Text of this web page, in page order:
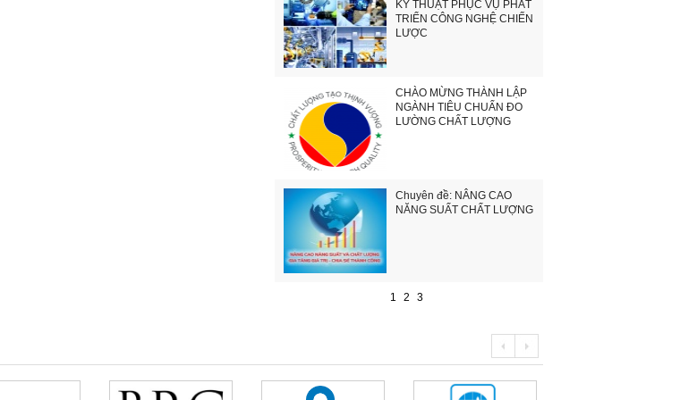
KỸ THUẬT PHỤC VỤ PHÁT
TRIỂN CÔNG NGHỆ CHIẾN
LƯỢC
CHÀO MỪNG THÀNH LẬP
NGÀNH TIÊU CHUẨN ĐO
LƯỜNG CHẤT LƯỢNG
Chuyên đề: NÂNG CAO
NĂNG SUẤT CHẤT LƯỢNG
1 2 3